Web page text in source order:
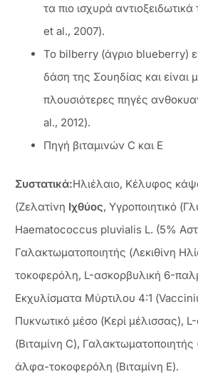
τα πιο ισχυρά
et al., 2007).
Το bilberry (άγριο blueberry)
δάση της Σουηδίας και είναι
πλουσιότερες πηγές
al., 2012).
Πηγή βιταμινών C και E
Συστατικά:Ηλιέλαιο, Κέλυφος
(Ζελατίνη Ιχθύος, Υγροποιητικό
Haematococcus pluvialis L. (5%
Γαλακτωματοποιητής (Λεκιθίνη
τοκοφερόλη, L-ασκορβυλική 6-
Εκχυλίσματα Μύρτιλου 4:1
Πυκνωτικό μέσο (Κερί μέλισσας),
(Βιταμίνη C), Γαλακτωματοποιητής
άλφα-τοκοφερόλη (Βιταμίνη Ε).